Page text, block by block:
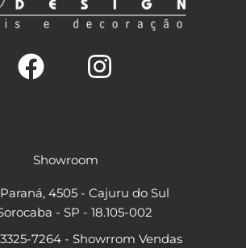
c
e
b
o
t
a
g
Showroom
4505 - Cajuru do Sul
- SP - 18.105-002
3325-7264 - Showrrom Vendas